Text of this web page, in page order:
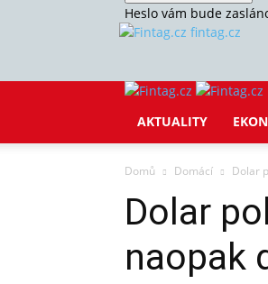
Heslo vám bude
fintag.cz
AKTUALITY
Domů Domácí Dolar
Dolar
naopak